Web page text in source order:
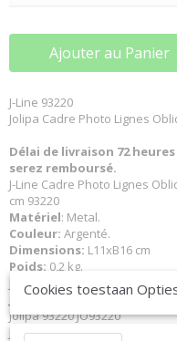
Ajouter au Panier
J-Line 93220
Jolipa Cadre Photo Lignes
Délai de livraison 72
serez remboursé.
J-Line Cadre Photo Lignes
cm 93220
Matériel: Metal.
Couleur: Argenté.
Dimensions: L11xB16 cm
Poids: 0,2 kg.
J-Line JLine by Jolipa Collection
JLine J-Line Code à barres
Jolipa 93220 JO93220
J-Line by Jolipa Catégorie:
Cookies toestaan